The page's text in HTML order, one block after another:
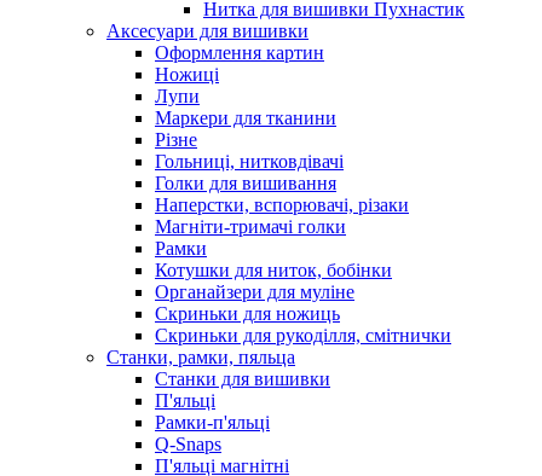
Нитка для вишивки Пухнастик
Аксесуари для вишивки
Оформлення картин
Ножиці
Лупи
Маркери для тканини
Різне
Гольниці, нитковдівачі
Голки для вишивання
Наперстки, вспорювачі, різаки
Магніти-тримачі голки
Рамки
Котушки для ниток, бобінки
Органайзери для муліне
Скриньки для ножиць
Скриньки для рукоділля, смітнички
Станки, рамки, пяльца
Станки для вишивки
П'яльці
Рамки-п'яльці
Q-Snaps
П'яльці магнітні